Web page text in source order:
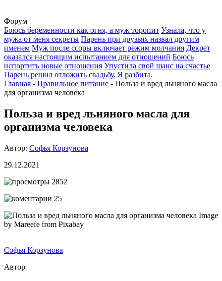
Форум
Боюсь беременности как огня, а муж торопит Узнала, что у
мужа от меня секреты Парень при друзьях назвал другим
именем Муж после ссоры включает режим молчания Декрет
оказался настоящим испытанием для отношений Боюсь
испортить новые отношения Упустила свой шанс на счастье
Парень решил отложить свадьбу. Я разбита.
Главная - Правильное питание - Польза и вред льняного масла
для организма человека
Польза и вред льняного масла для
организма человека
Автор: Софья Корзунова
29.12.2021
2852
25
Image
by Mareefe from Pixabay
Софья Корзунова
Автор